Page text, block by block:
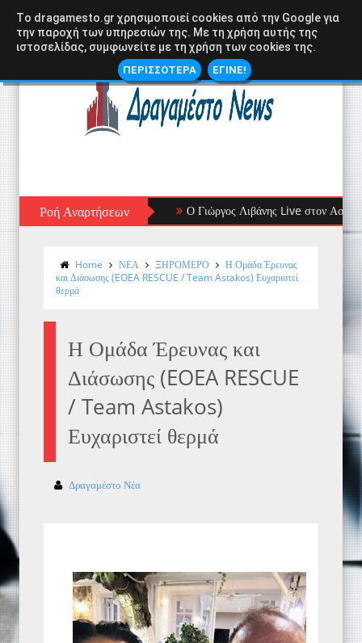
Ροή Αναρτήσεων Ο Γιώργος Λιβάνης Live στον Αστακό:
Home ΝΕΑ ΞΗΡΟΜΕΡΟ
Η Ομάδα Έρευνας
και Διάσωσης (EOEA RESCUE / Team Astakos) Ευχαριστεί
θερμά
Η Ομάδα Έρευνας και
Διάσωσης (EOEA RESCUE
/ Team Astakos)
Ευχαριστεί θερμά
Δραγαμέστο Νέα
Tο dragamesto.gr χρησιμοποιεί cookies από την Google για
την παροχή των υπηρεσιών της. Με τη χρήση αυτής της
ιστοσελίδας, συμφωνείτε με τη χρήση των cookies της.
ΠΕΡΙΣΣΟΤΕΡΑ ΕΓΙΝΕ!